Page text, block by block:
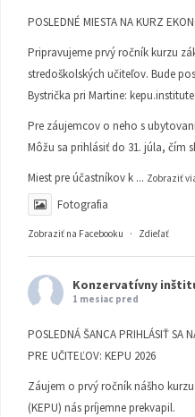
POSLEDNÉ MIESTA NA KURZ
Pripravujeme prvý ročník kurzu
stredoškolských učiteľov. Bude
Bystrička pri Martine:
Pre záujemcov o neho s
Môžu sa prihlásiť do 31. júla, čím
Miest pre účastníkov k ... Zobraziť
Fotografia
Zobraziť na Facebooku · Zdieľať
Konzervatívny
1 mesiac pred
POSLEDNÁ ŠANCA PRIHLÁSIŤ SA
PRE UČITEĽOV: KEPU 2026
Záujem o prvý ročník nášho
(KEPU) nás príjemne prekvapil.